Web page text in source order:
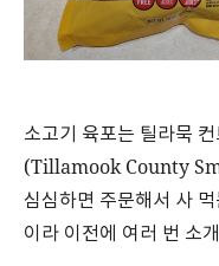
소고기 육포는 틸라묵
(Tillamook County
심심하면 주문해서 사
이라 이전에 여러 번 소